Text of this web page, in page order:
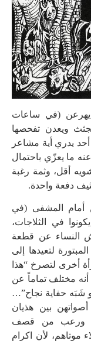
يهرعن (في ساعات
ويعدن تفحصها
يدري أية مشاعر
ما يعزّي باحتمال
أقل، وثمة رغبة
دفعة واحدة.
أمام المشفى (في
في الثلاجات،
النساء عن قطعة
لتعيدها إلى
أخرى لتصرخ “هذا
مختلف تماماً عن
شَبَه حفاية نجاح”…
بين هذيان
ورعب من قصف
موتاهم، لأن اكرام